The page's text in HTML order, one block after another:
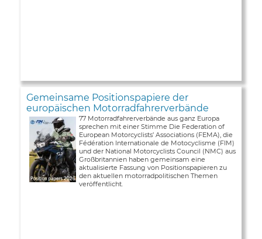
Gemeinsame Positionspapiere der
europäischen Motorradfahrerverbände
77 Motorradfahrerverbände aus ganz Europa
sprechen mit einer Stimme Die Federation of
European Motorcyclists’ Associations (FEMA), die
Fédération Internationale de Motocyclisme (FIM)
und der National Motorcyclists Council (NMC) aus
Großbritannien haben gemeinsam eine
aktualisierte Fassung von Positionspapieren zu
den aktuellen motorradpolitischen Themen
veröffentlicht.